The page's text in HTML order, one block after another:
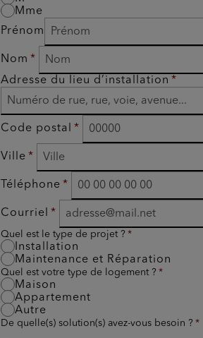
Mme
Prénom
Nom
Adresse du lieu d’installation
Code postal
Ville
Téléphone
Courriel
Quel est le type de projet ?
Installation
Maintenance et Réparation
Quel est votre type de logement ?
Maison
Appartement
Autre
De quelle(s) solution(s) avez-vous besoin ?